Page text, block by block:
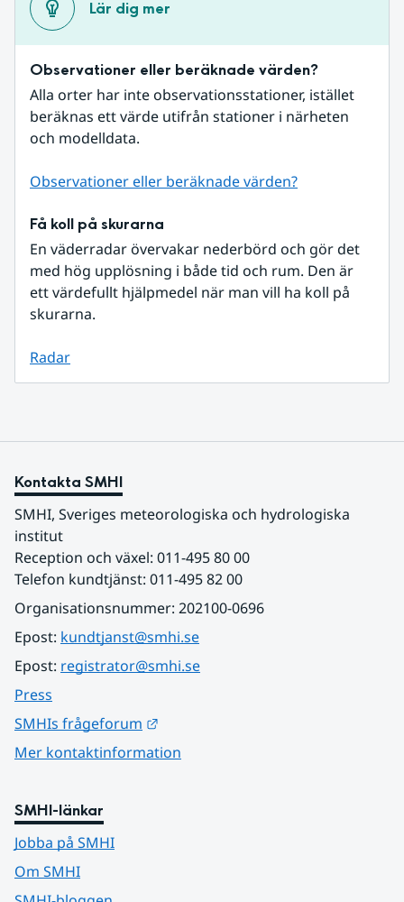
Lär dig mer
Observationer eller beräknade värden?
Alla orter har inte observationsstationer, istället
beräknas ett värde utifrån stationer i närheten
och modelldata.
Observationer eller beräknade värden?
Få koll på skurarna
En väderradar övervakar nederbörd och gör det
med hög upplösning i både tid och rum. Den är
ett värdefullt hjälpmedel när man vill ha koll på
skurarna.
Radar
Kontakta SMHI
SMHI, Sveriges meteorologiska och hydrologiska
institut
Reception och växel: 011-495 80 00
Telefon kundtjänst: 011-495 82 00
Organisationsnummer: 202100-0696
Epost: kundtjanst@smhi.se
Epost: registrator@smhi.se
Press
SMHIs frågeforum
Mer kontaktinformation
SMHI-länkar
Jobba på SMHI
Om SMHI